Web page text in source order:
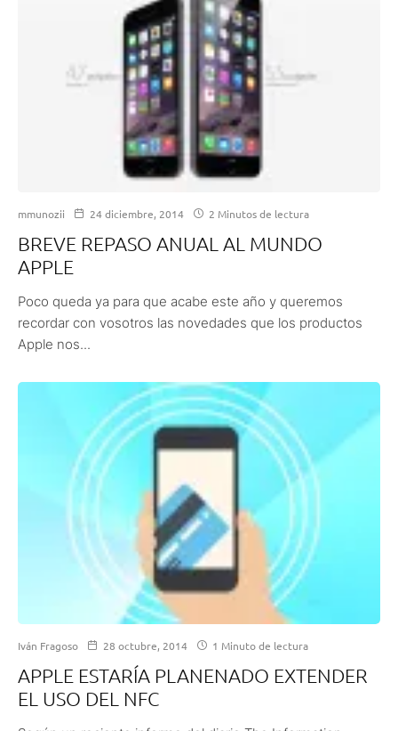
mmunozii 24 diciembre, 2014 2 Minutos de lectura
BREVE REPASO ANUAL AL MUNDO
APPLE
Poco queda ya para que acabe este año y queremos
recordar con vosotros las novedades que los productos
Apple nos...
Iván Fragoso 28 octubre, 2014 1 Minuto de lectura
APPLE ESTARÍA PLANENADO EXTENDER
EL USO DEL NFC